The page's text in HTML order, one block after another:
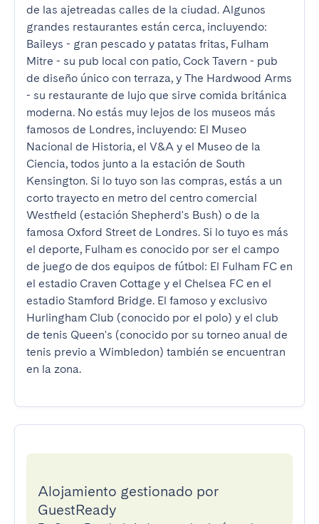
de las ajetreadas calles de la ciudad. Algunos
grandes restaurantes están cerca, incluyendo:
Baileys - gran pescado y patatas fritas, Fulham
Mitre - su pub local con patio, Cock Tavern - pub
de diseño único con terraza, y The Hardwood Arms
- su restaurante de lujo que sirve comida británica
moderna. No estás muy lejos de los museos más
famosos de Londres, incluyendo: El Museo
Nacional de Historia, el V&A y el Museo de la
Ciencia, todos junto a la estación de South
Kensington. Si lo tuyo son las compras, estás a un
corto trayecto en metro del centro comercial
Westfield (estación Shepherd's Bush) o de la
famosa Oxford Street de Londres. Si lo tuyo es más
el deporte, Fulham es conocido por ser el campo
de juego de dos equipos de fútbol: El Fulham FC en
el estadio Craven Cottage y el Chelsea FC en el
estadio Stamford Bridge. El famoso y exclusivo
Hurlingham Club (conocido por el polo) y el club
de tenis Queen's (conocido por su torneo anual de
tenis previo a Wimbledon) también se encuentran
en la zona.
Alojamiento gestionado por
GuestReady